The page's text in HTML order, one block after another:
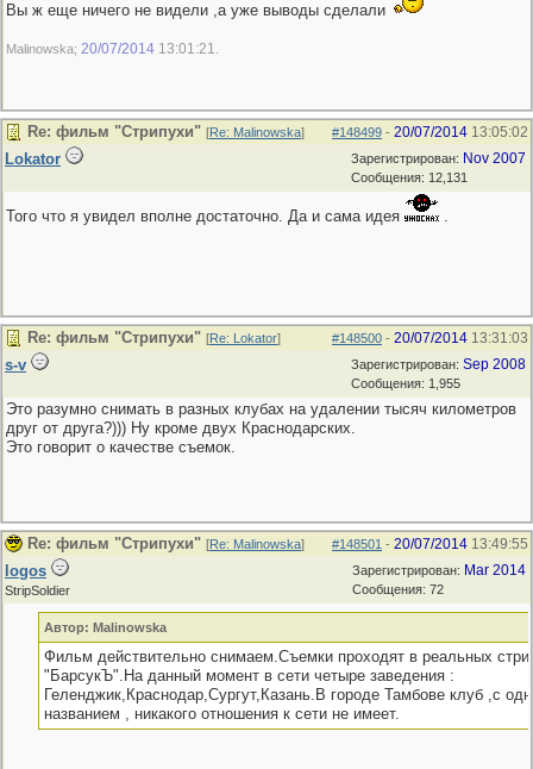
Вы ж еще ничего не видели ,а уже выводы сделали
Malinowska; 20/07/2014 13:01:21
#148499 - 20/07/2014 13:05:02
Re: фильм "Стрипухи" [Re: Malinowska]
Зарегистрирован: Nov 2007
Сообщения: 12,131
Lokator
Того что я увидел вполне достаточно. Да и сама идея .
#148500 - 20/07/2014 13:31:03
Re: фильм "Стрипухи" [Re: Lokator]
Зарегистрирован: Sep 2008
Сообщения: 1,955
s-v
Это разумно снимать в разных клубах на удалении тысяч километров
друг от друга?))) Ну кроме двух Краснодарских.
Это говорит о качестве съемок.
#148501 - 20/07/2014 13:49:55
Re: фильм "Стрипухи" [Re: Malinowska]
Зарегистрирован: Mar 2014
Сообщения: 72
logos
StripSoldier
Автор: Malinowska
Фильм действительно снимаем.Съемки проходят в реальных
"БарсукЪ".На данный момент в сети четыре заведения :
Геленджик,Краснодар,Сургут,Казань.В городе Тамбове клуб ,с
названием , никакого отношения к сети не имеет.